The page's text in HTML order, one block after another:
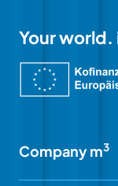
Your world.
Company m3